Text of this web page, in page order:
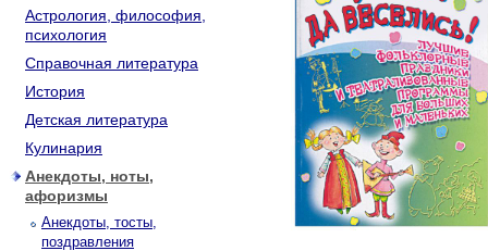
Астрология, философия,
психология
Справочная литература
История
Детская литература
Кулинария
Анекдоты, ноты,
афоризмы
Анекдоты, тосты,
поздравления